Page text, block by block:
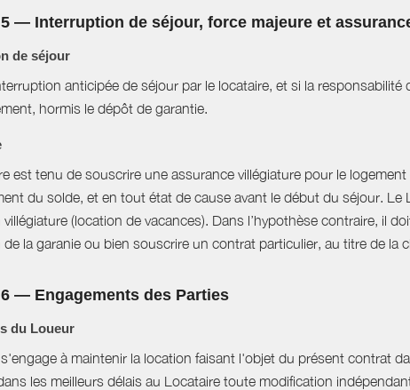
— Interruption de séjour, force majeure et
de séjour
anticipée de séjour par le locataire, et si la
hormis le dépôt de garantie.
est tenu de souscrire une assurance villégiature pour le
du solde, et en tout état de cause avant le début du séjour.
villégiature (location de vacances). Dans l’hypothèse contraire, il
de la garanie ou bien souscrire un contrat particulier, au titre de la
— Engagements des Parties
du Loueur
à maintenir la location faisant l'objet du présent contrat
les meilleurs délais au Locataire toute modification